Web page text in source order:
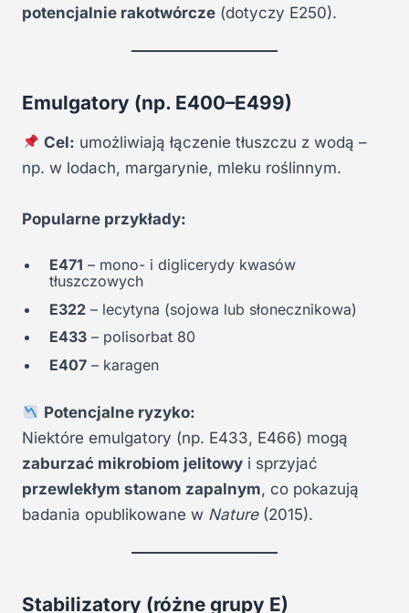
potencjalnie rakotwórcze (dotyczy E250).
Emulgatory (np. E400–E499)
Cel: umożliwiają łączenie tłuszczu z wodą –
np. w lodach, margarynie, mleku roślinnym.
Popularne przykłady:
E471 – mono- i diglicerydy kwasów
tłuszczowych
E322 – lecytyna (sojowa lub słonecznikowa)
E433 – polisorbat 80
E407 – karagen
Potencjalne ryzyko:
Niektóre emulgatory (np. E433, E466) mogą
zaburzać mikrobiom jelitowy i sprzyjać
przewlekłym stanom zapalnym, co pokazują
badania opublikowane w Nature(2015).
Stabilizatory (różne grupy E)